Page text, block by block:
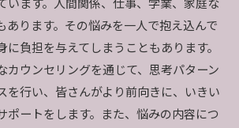
います。人間関係、仕事、学業、家庭な
あります。その悩みを一人で抱え込んで
に負担を与えてしまうこともあります。
カウンセリングを通じて、思考パターン
を行い、皆さんがより前向きに、いきい
ポートをします。また、悩みの内容につ